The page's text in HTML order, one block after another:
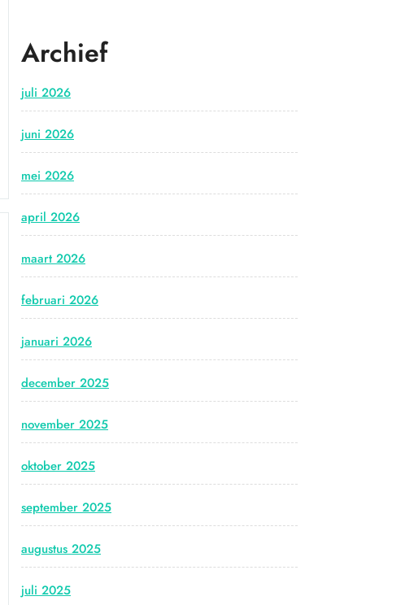
Archief
juli 2026
juni 2026
mei 2026
april 2026
maart 2026
februari 2026
januari 2026
december 2025
november 2025
oktober 2025
september 2025
augustus 2025
juli 2025